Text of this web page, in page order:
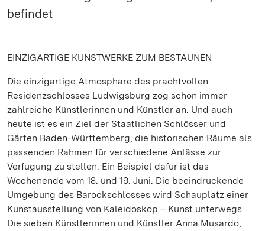
befindet
EINZIGARTIGE KUNSTWERKE ZUM BESTAUNEN
Die einzigartige Atmosphäre des prachtvollen
Residenzschlosses Ludwigsburg zog schon immer
zahlreiche Künstlerinnen und Künstler an. Und auch
heute ist es ein Ziel der Staatlichen Schlösser und
Gärten Baden-Württemberg, die historischen Räume als
passenden Rahmen für verschiedene Anlässe zur
Verfügung zu stellen. Ein Beispiel dafür ist das
Wochenende vom 18. und 19. Juni. Die beeindruckende
Umgebung des Barockschlosses wird Schauplatz einer
Kunstausstellung von Kaleidoskop – Kunst unterwegs.
Die sieben Künstlerinnen und Künstler Anna Musardo,